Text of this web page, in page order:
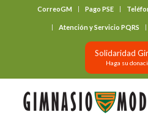
CorreoGM Pago PSE
Atención y Servicio PQRS
Solidaridad
Haga su